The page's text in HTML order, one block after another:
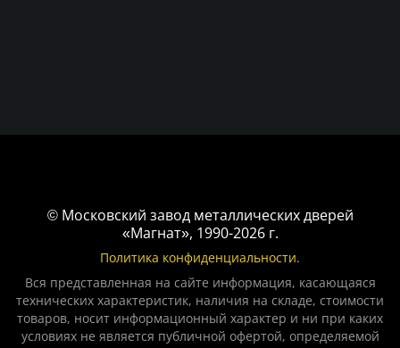
© Московский завод металлических дверей
«Магнат», 1990-2026 г.
Политика конфиденциальности.
Вся представленная на сайте информация, касающаяся
технических характеристик, наличия на складе, стоимости
товаров, носит информационный характер и ни при каких
условиях не является публичной офертой, определяемой